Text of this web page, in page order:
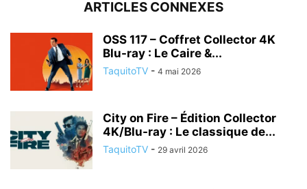
ARTICLES CONNEXES
OSS 117 – Coffret Collector 4K
Blu-ray : Le Caire &...
TaquitoTV - 4 mai 2026
City on Fire – Édition Collector
4K/Blu-ray : Le classique de...
TaquitoTV - 29 avril 2026